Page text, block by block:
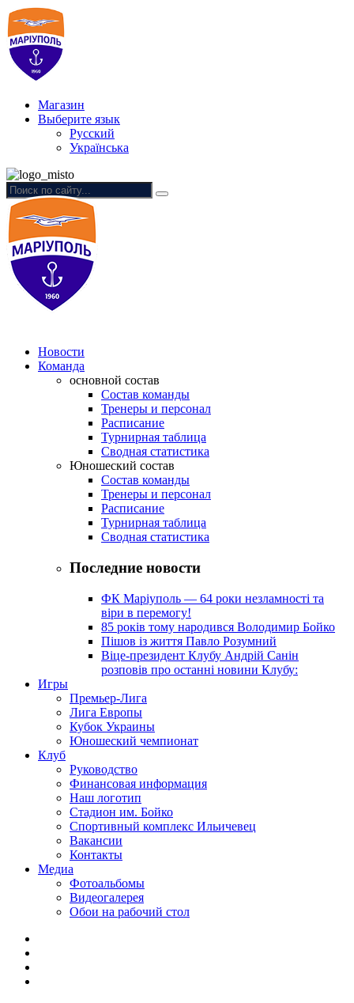
Магазин
Выберите язык
Русский
Українська
Новости
Команда
основной состав
Состав команды
Тренеры и персонал
Расписание
Турнирная таблица
Сводная статистика
Юношеский состав
Состав команды
Тренеры и персонал
Расписание
Турнирная таблица
Сводная статистика
Последние новости
ФК Маріуполь — 64 роки незламності та
віри в перемогу!
85 років тому народився Володимир Бойко
Пішов із життя Павло Розумний
Віце-президент Клубу Андрій Санін
розповів про останні новини Клубу:
Игры
Премьер-Лига
Лига Европы
Кубок Украины
Юношеский чемпионат
Клуб
Руководство
Финансовая информация
Наш логотип
Стадион им. Бойко
Спортивный комплекс Ильичевец
Вакансии
Контакты
Медиа
Фотоальбомы
Видеогалерея
Обои на рабочий стол